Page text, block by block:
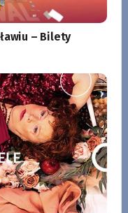
– Bilety